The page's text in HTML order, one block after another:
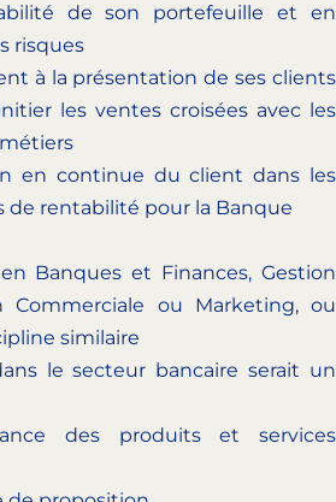
de son portefeuille et en
risques
à la présentation de ses clients
les ventes croisées avec les
en continue du client dans les
de rentabilité pour la Banque
Banques et Finances, Gestion
Commerciale ou Marketing, ou
similaire
le secteur bancaire serait un
des produits et services